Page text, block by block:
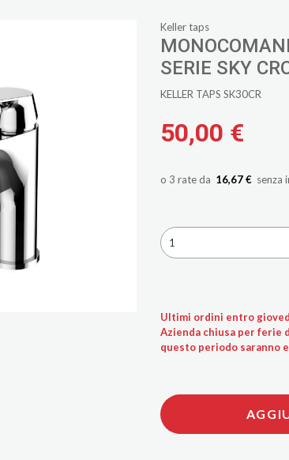
Keller taps
SERIE SKY
KELLER TAPS SK30CR
50,00 €
16,67 €
1
Ultimi ordini entro
Azienda chiusa per ferie
questo periodo saranno